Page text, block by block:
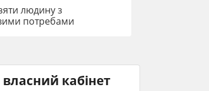
людину з
потребами
власний кабінет